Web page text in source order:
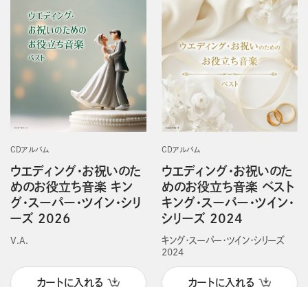
CDアルバム
ウエディング・お祝いのた
めのお役立ち音楽 キン
グ・スーパー・ツイン・シリ
ーズ 2026
V.A.
カートに入れる
CDアルバム
ウエディング・お祝いのた
めのお役立ち音楽 ベスト
キング・スーパー・ツイン・
シリーズ 2024
キング・スーパー・ツイン・シリーズ
2024
カートに入れる